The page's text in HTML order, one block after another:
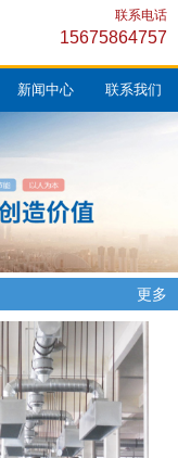
联系电话
15675864757
新闻中心 联系我们
更多